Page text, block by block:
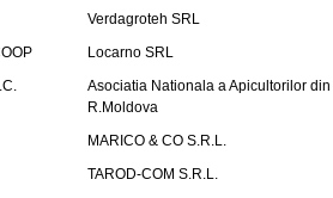
Verdagroteh SRL
Locarno SRL
Asociatia Nationala a Apicultorilor din
R.Moldova
MARICO & CO S.R.L.
TAROD-COM S.R.L.